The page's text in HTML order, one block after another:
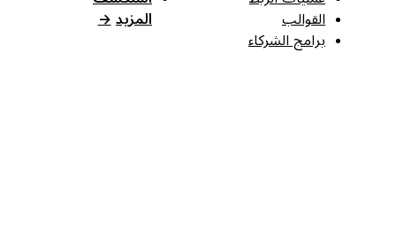
القوالب
برامج الشركاء
المزيد →